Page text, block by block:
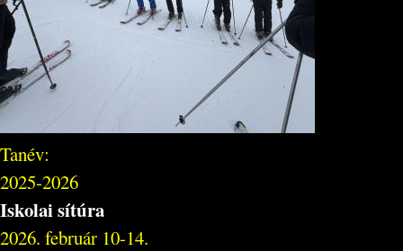
Tanév:
2025-2026
Iskolai sítúra
2026. február 10-14.